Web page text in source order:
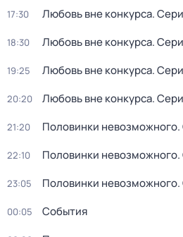
17:30 Любовь вне конкурса.
18:30 Любовь вне конкурса.
19:25 Любовь вне конкурса.
20:20 Любовь вне конкурса.
21:20 Половинки невозможного
22:10 Половинки невозможного
23:05 Половинки невозможного
00:05 События